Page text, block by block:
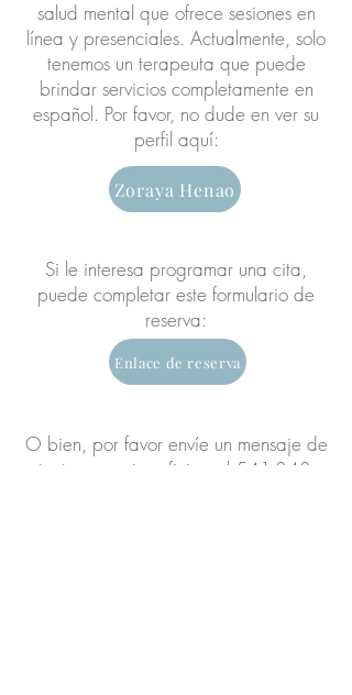
salud mental que ofrece sesiones en
línea y presenciales. Actualmente, solo
tenemos un terapeuta que puede
brindar servicios completamente en
español. Por favor, no dude en ver su
perfil aquí:
Zoraya Henao
Si le interesa programar una cita,
puede completar este formulario de
reserva:
Enlace de reserva
O bien, por favor envíe un mensaje de
texto a nuestra oficina al 541-343-